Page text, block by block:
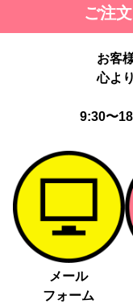
ご注
お客
心よ
9:30〜
メール
フォーム